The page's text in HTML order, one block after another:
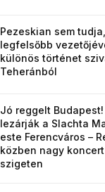
Pezeskian sem
legfelsőbb
különös történet
Teheránból
Jó reggelt
lezárják a Slachta
este Ferencváros –
közben nagy
szigeten